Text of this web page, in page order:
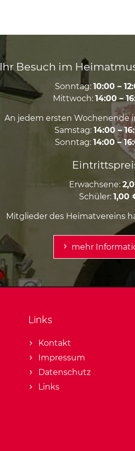
Ihr Besuch im
Sonntag:10:00 –
Mittwoch: 14:00 –
An jedem ersten Wochenende
Samstag: 14:00 –
Sonntag: 14:00 –
Erwachsene:
Schüler:1,00
Mitglieder des Heimatvereins
mehr
Links
Kontakt
Impressum
Datenschutz
Links